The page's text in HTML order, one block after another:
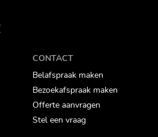
CONTACT
Belafspraak maken
Bezoekafspraak maken
Offerte aanvragen
Stel een vraag